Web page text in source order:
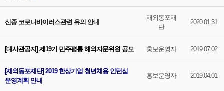
신종 코로나바이러스관련 유의 안내
재외동포재
단
2020.01.31
[대사관공지] 제19기 민주평통 해외자문위원 공모 홍보운영자 2019.07.02
[재외동포재단] 2019 한상기업 청년채용 인턴십
운영계획 안내
홍보운영자 2019.04.01